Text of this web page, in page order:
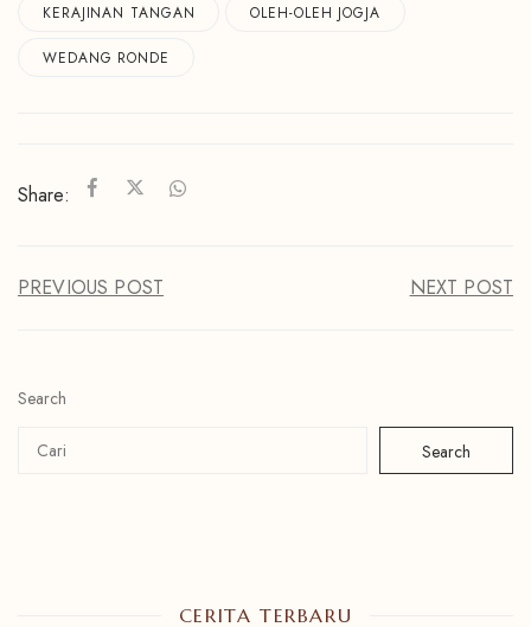
KERAJINAN TANGAN OLEH-OLEH JOGJA
WEDANG RONDE
Share:
PREVIOUS POST NEXT POST
Search
Search
CERITA TERBARU